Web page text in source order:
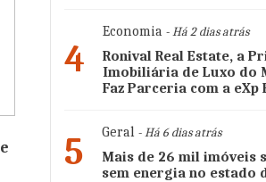
4
Economia - Há 2 dias atrás
Ronival Real Estate, a
Imobiliária de Luxo do
Faz Parceria com a eXp
5 Geral - Há 6 dias atrás
Mais de 26 mil imóveis
sem energia no estado